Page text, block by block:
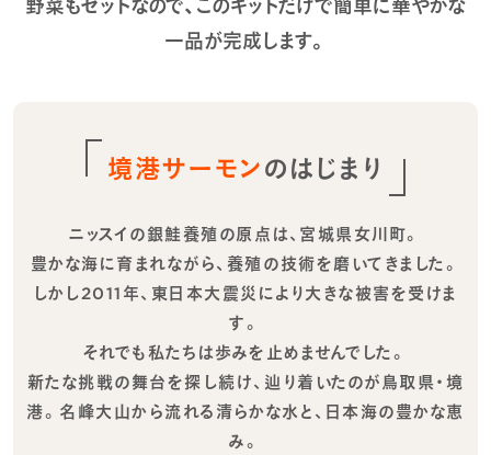
一品が完成します。
境港サーモンのはじまり
ニッスイの銀鮭養殖の原点は、宮城県女川町。
豊かな海に育まれながら、養殖の技術を磨いてきました。
しかし2011年、東日本大震災により大きな被害を受けま
す。
それでも私たちは歩みを止めませんでした。
新たな挑戦の舞台を探し続け、辿り着いたのが鳥取県・境
港。名峰大山から流れる清らかな水と、日本海の豊かな恵
み。